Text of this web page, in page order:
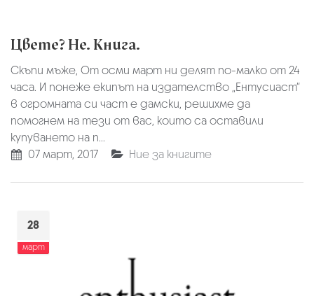
Цвете? Не. Книга.
Скъпи мъже, От осми март ни делят по-малко от 24
часа. И понеже екипът на издателство „Ентусиаст“
в огромната си част е дамски, решихме да
помогнем на тези от вас, които са оставили
купуването на п...
07 март, 2017
Ние за книгите
28
март